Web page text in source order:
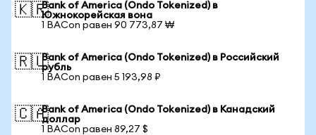
🇰🇷Bank of America (Ondo Tokenized) в
Южнокорейская вона
1 BACon равен 90 773,87 ₩
🇷🇺Bank of America (Ondo Tokenized) в Российский
рубль
1 BACon равен 5 193,98 ₽
🇨🇦Bank of America (Ondo Tokenized) в Канадский
доллар
1 BACon равен 89,27 $